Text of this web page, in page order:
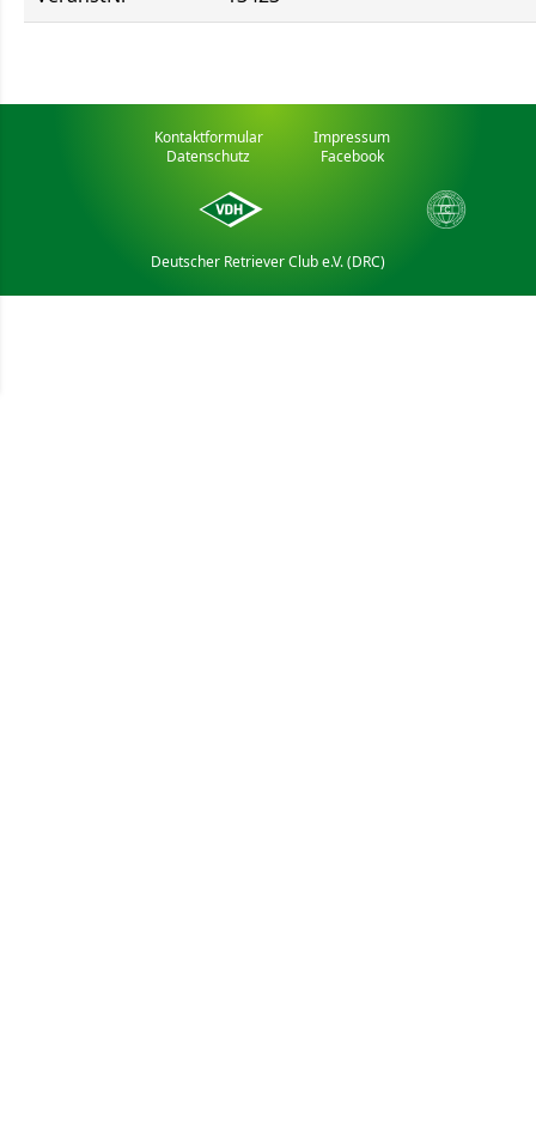
Deutscher Retriever Club e.V. (DRC)
Kontaktformular
Impressum
Datenschutz
Facebook